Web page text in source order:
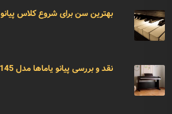
بهترین سن برای شروع کلاس پیانو
نقد و بررسی پیانو یاماها مدل YDP-145